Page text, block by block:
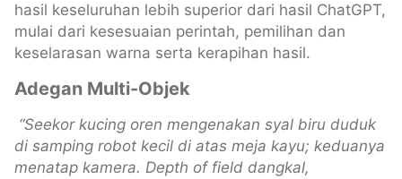
hasil keseluruhan lebih superior dari hasil ChatGPT,
mulai dari kesesuaian perintah, pemilihan dan
keselarasan warna serta kerapihan hasil.
Adegan Multi-Objek
“Seekor kucing oren mengenakan syal biru duduk
di samping robot kecil di atas meja kayu; keduanya
menatap kamera. Depth of field dangkal,